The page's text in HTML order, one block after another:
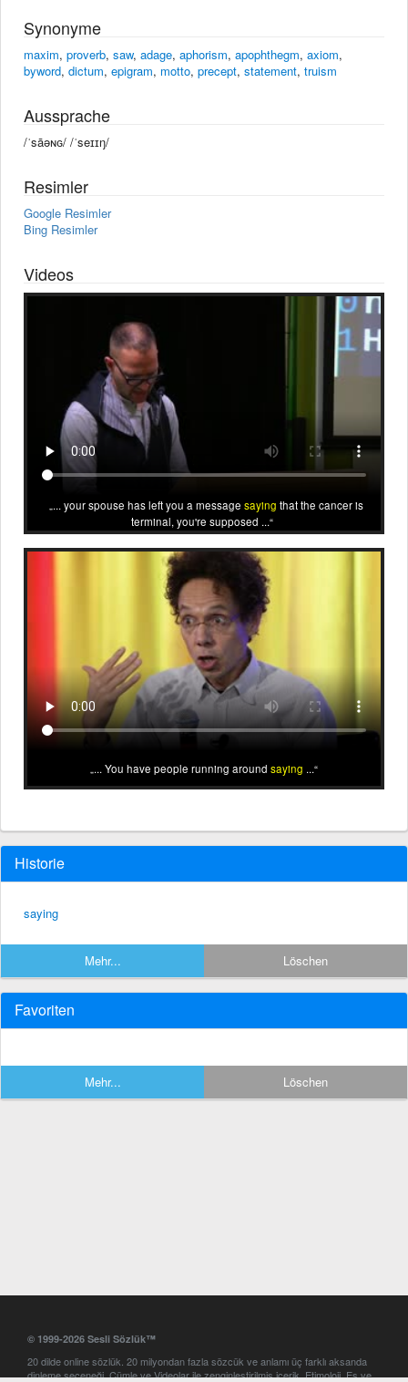
Synonyme
maxim, proverb, saw, adage, aphorism, apophthegm, axiom,
byword, dictum, epigram, motto, precept, statement, truism
Aussprache
/ˈsāəɴɢ/ /ˈseɪɪŋ/
Resimler
Google Resimler
Bing Resimler
Videos
... your spouse has left you a message saying that the cancer is
terminal, you're supposed ...
... You have people running around saying ...
Historie
saying
Mehr... Löschen
Favoriten
Mehr... Löschen
© 1999-2026 Sesli Sözlük™
20 dilde online sözlük. 20 milyondan fazla sözcük ve anlamı üç farklı aksanda
dinleme seçeneği. Cümle ve Videolar ile zenginleştirilmiş içerik. Etimoloji, Eş ve